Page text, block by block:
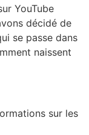
YouTube
décidé de
se passe dans
naissent
sur les